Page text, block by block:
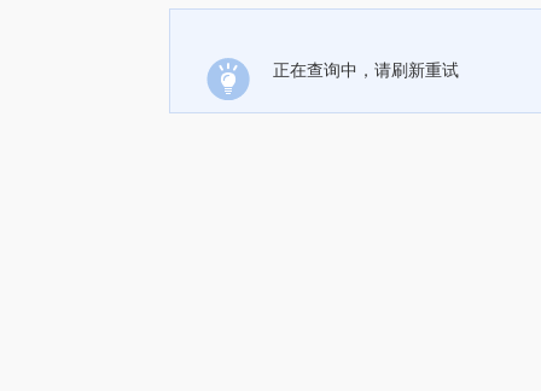
正在查询中，请刷新重试